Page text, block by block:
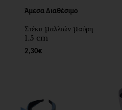
Άμεσα Διαθέσιμο
Στέκα μαλλιών μαύρη
1.5 cm
2,30€